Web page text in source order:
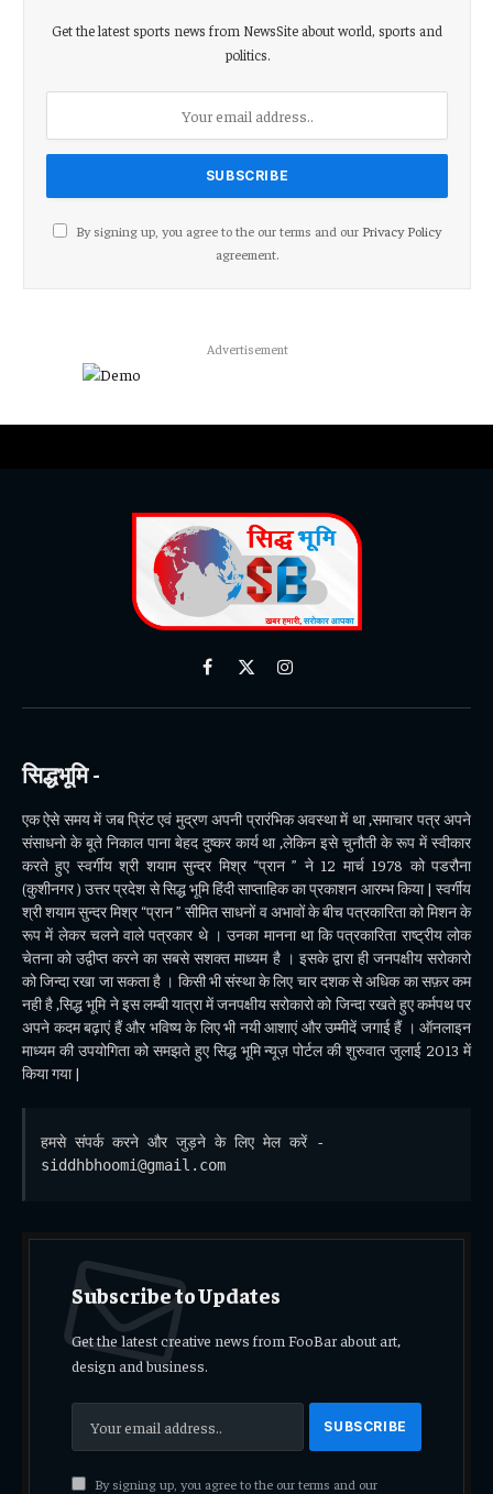
Get the latest sports news from NewsSite about world, sports and
politics.
By signing up, you agree to the our terms and our Privacy Policy
agreement.
Advertisement
Facebook
X
Instagram
सिद्धभूमि -
एक ऐसे समय में जब प्रिंट एवं मुद्रण अपनी प्रारंभिक अवस्था में था ,समाचार पत्र अपने
संसाधनो के बूते निकाल पाना बेहद दुष्कर कार्य था ,लेकिन इसे चुनौती के रूप में स्वीकार
करते हुए स्वर्गीय श्री शयाम सुन्दर मिश्र “प्रान ” ने 12 मार्च 1978 को पडरौना
(कुशीनगर ) उत्तर प्रदेश से सिद्ध भूमि हिंदी साप्ताहिक का प्रकाशन आरम्भ किया | स्वर्गीय
श्री शयाम सुन्दर मिश्र “प्रान ” सीमित साधनों व अभावों के बीच पत्रकारिता को मिशन के
रूप में लेकर चलने वाले पत्रकार थे । उनका मानना था कि पत्रकारिता राष्ट्रीय लोक
चेतना को उद्वीप्त करने का सबसे सशक्त माध्यम है । इसके द्वारा ही जनपक्षीय सरोकारो
को जिन्दा रखा जा सकता है । किसी भी संस्था के लिए चार दशक से अधिक का सफ़र कम
नही है ,सिद्ध भूमि ने इस लम्बी यात्रा में जनपक्षीय सरोकारो को जिन्दा रखते हुए कर्मपथ पर
अपने कदम बढ़ाएं हैं और भविष्य के लिए भी नयी आशाएं और उम्मीदें जगाई हैं । ऑनलाइन
माध्यम की उपयोगिता को समझते हुए सिद्ध भूमि न्यूज़ पोर्टल की शुरुवात जुलाई 2013 में
किया गया |
हमसे संपर्क करने और जुड़ने के लिए मेल करें -
siddhbhoomi@gmail.com
Subscribe to Updates
Get the latest creative news from FooBar about art,
design and business.
By signing up, you agree to the our terms and our